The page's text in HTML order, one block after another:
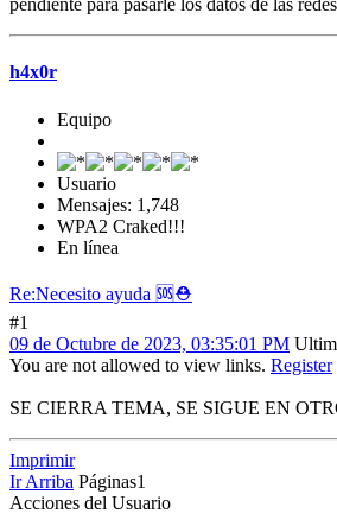
pendiente para pasarle los datos de las redes
h4x0r
Equipo
Usuario
Mensajes: 1,748
WPA2 Craked!!!
En línea
Re:Necesito ayuda 🆘⛑️
#1
09 de Octubre de 2023, 03:35:01 PM
You are not allowed to view links. Register
SE CIERRA TEMA, SE SIGUE EN
Imprimir
Ir Arriba Páginas1
Acciones del Usuario